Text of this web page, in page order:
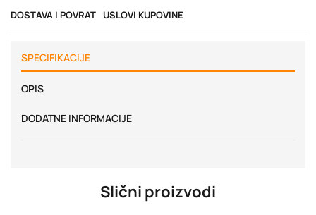
DOSTAVA I POVRAT USLOVI KUPOVINE
SPECIFIKACIJE
OPIS
DODATNE INFORMACIJE
Slični proizvodi